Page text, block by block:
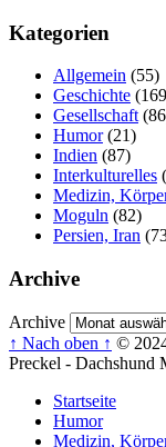
Kategorien
Allgemein (55)
Geschichte
Gesellschaft
Humor(21)
Indien (87)
Interkulturelles
Medizin,
Moguln (82)
Persien, Iran
Archive
Archive
↑ Nach oben ↑ ©
Preckel - Dachshund
Startseite
Humor
Medizin,